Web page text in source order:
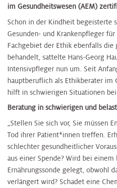
im Gesundheitswesen (AEM)
Schon in der Kindheit begeisterte
Gesunden- und Krankenpfleger
Fachgebiet der Ethik ebenfalls die
behandelt, sattelte Hans-Georg
Intensivpfleger nun um. Seit
hauptberuflich als Ethikberater im
hilft in schwierigen Situationen
Beratung in schwierigen und
„Stellen Sie sich vor, Sie müssen
Tod ihrer Patient*innen treffen.
schlechter gesundheitlicher
aus einer Spende? Wird bei
Ernährungssonde gelegt, obwohl
verlängert wird? Schadet eine